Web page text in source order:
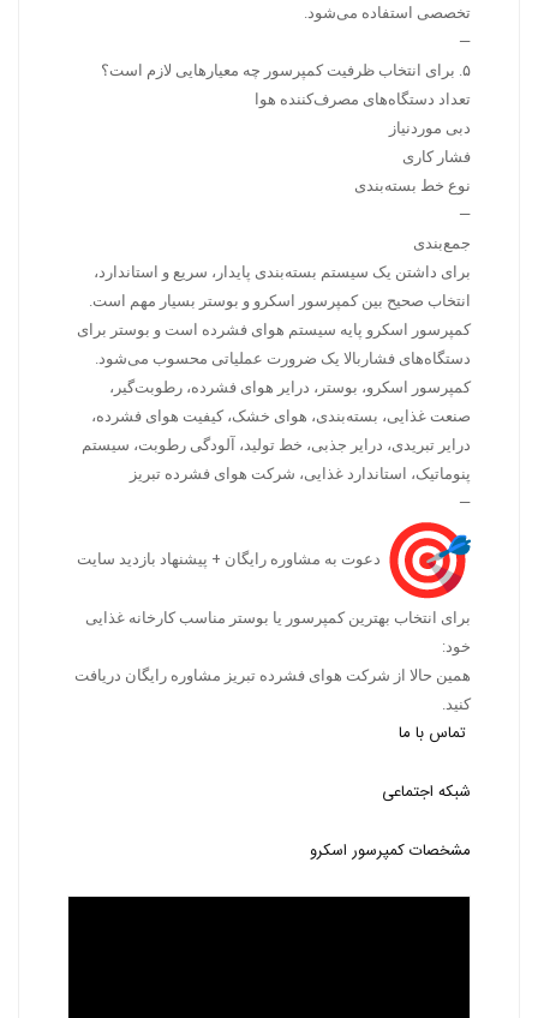
تخصصی استفاده می‌شود.
—
۵. برای انتخاب ظرفیت کمپرسور چه معیارهایی لازم است؟
تعداد دستگاه‌های مصرف‌کننده هوا
دبی موردنیاز
فشار کاری
نوع خط بسته‌بندی
—
جمع‌بندی
برای داشتن یک سیستم بسته‌بندی پایدار، سریع و استاندارد،
انتخاب صحیح بین کمپرسور اسکرو و بوستر بسیار مهم است.
کمپرسور اسکرو پایه سیستم هوای فشرده است و بوستر برای
دستگاه‌های فشاربالا یک ضرورت عملیاتی محسوب می‌شود.
کمپرسور اسکرو، بوستر، درایر هوای فشرده، رطوبت‌گیر،
صنعت غذایی، بسته‌بندی، هوای خشک، کیفیت هوای فشرده،
درایر تبریدی، درایر جذبی، خط تولید، آلودگی رطوبت، سیستم
پنوماتیک، استاندارد غذایی، شرکت هوای فشرده تبریز
—
دعوت به مشاوره رایگان + پیشنهاد بازدید سایت
برای انتخاب بهترین کمپرسور یا بوستر مناسب کارخانه غذایی
خود:
همین حالا از شرکت هوای فشرده تبریز مشاوره رایگان دریافت
کنید.
تماس با ما
شبکه اجتماعی
مشخصات کمپرسور اسکرو